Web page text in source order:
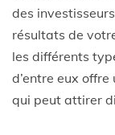
des
résultats de
les différents
d’entre eux
qui peut attirer